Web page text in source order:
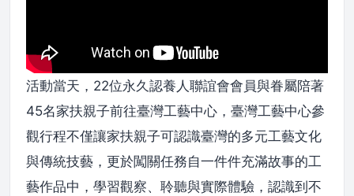
活動當天，22位永久認養人聯誼會會員與眷屬陪著
45名家扶親子前往臺灣工藝中心，臺灣工藝中心參
觀行程不僅讓家扶親子可認識臺灣的多元工藝文化
與傳統技藝，更於闖關任務自一件件充滿故事的工
藝作品中，學習觀察、聆聽與實際體驗，認識到不